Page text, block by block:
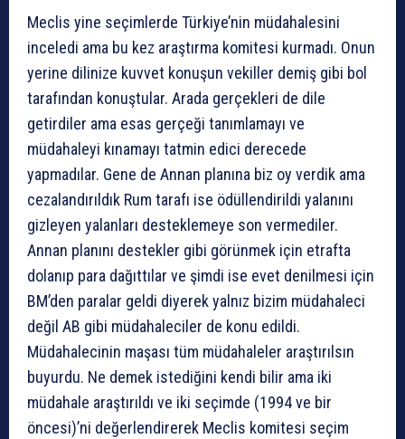
Meclis yine seçimlerde Türkiye’nin müdahalesini
inceledi ama bu kez araştırma komitesi kurmadı. Onun
yerine dilinize kuvvet konuşun vekiller demiş gibi bol
tarafından konuştular. Arada gerçekleri de dile
getirdiler ama esas gerçeği tanımlamayı ve
müdahaleyi kınamayı tatmin edici derecede
yapmadılar. Gene de Annan planına biz oy verdik ama
cezalandırıldık Rum tarafı ise ödüllendirildi yalanını
gizleyen yalanları desteklemeye son vermediler.
Annan planını destekler gibi görünmek için etrafta
dolanıp para dağıttılar ve şimdi ise evet denilmesi için
BM’den paralar geldi diyerek yalnız bizim müdahaleci
değil AB gibi müdahaleciler de konu edildi.
Müdahalecinin maşası tüm müdahaleler araştırılsın
buyurdu. Ne demek istediğini kendi bilir ama iki
müdahale araştırıldı ve iki seçimde (1994 ve bir
öncesi)’ni değerlendirerek Meclis komitesi seçim